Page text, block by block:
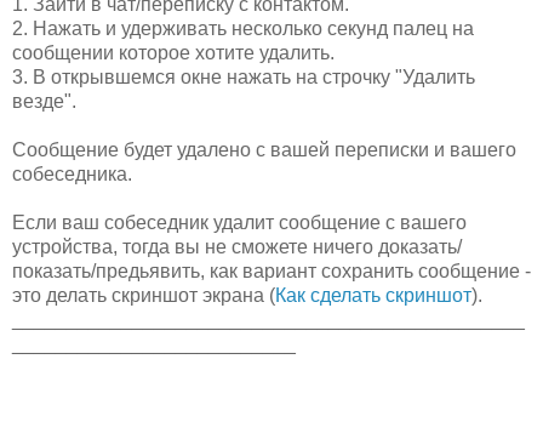
2. Нажать и удерживать несколько секунд палец на
сообщении которое хотите удалить.
3. В открывшемся окне нажать на строчку "Удалить
везде".
Сообщение будет удалено с вашей переписки и вашего
собеседника.
Если ваш собеседник удалит сообщение с вашего
устройства, тогда вы не сможете ничего доказать/
показать/предьявить, как вариант сохранить сообщение -
это делать скриншот экрана (Как сделать скриншот).